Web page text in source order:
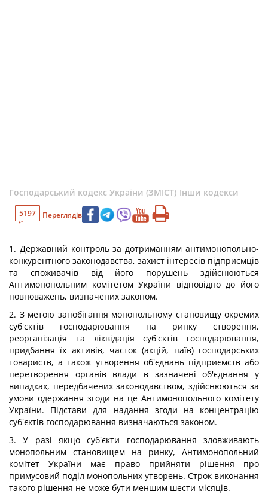
Господарський кодекс України (ЗМІСТ) Інши кодекси
5197 Переглядів
1. Державний контроль за дотриманням антимонопольно-
конкурентного законодавства, захист інтересів підприємців
та споживачів від його порушень здійснюються
Антимонопольним комітетом України відповідно до його
повноважень, визначених законом.
2. З метою запобігання монопольному становищу окремих
суб'єктів господарювання на ринку створення,
реорганізація та ліквідація суб'єктів господарювання,
придбання їх активів, часток (акцій, паїв) господарських
товариств, а також утворення об'єднань підприємств або
перетворення органів влади в зазначені об'єднання у
випадках, передбачених законодавством, здійснюються за
умови одержання згоди на це Антимонопольного комітету
України. Підстави для надання згоди на концентрацію
суб'єктів господарювання визначаються законом.
3. У разі якщо суб'єкти господарювання зловживають
монопольним становищем на ринку, Антимонопольний
комітет України має право прийняти рішення про
примусовий поділ монопольних утворень. Строк виконання
такого рішення не може бути меншим шести місяців.